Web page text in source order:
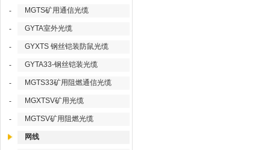
- MGTS矿用通信光缆
- GYTA室外光缆
- GYXTS 钢丝铠装防鼠光缆
- GYTA33-钢丝铠装光缆
- MGTS33矿用阻燃通信光缆
- MGXTSV矿用光缆
- MGTSV矿用阻燃光缆
网线